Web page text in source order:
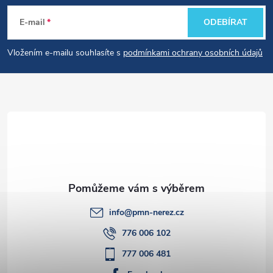
p
a
E-mail
Vložením e-mailu souhlasíte s podmínkami ochrany osobních údajů
ODEBÍRAT
info@pmn-nerez.cz
776 006 102
777 006 481